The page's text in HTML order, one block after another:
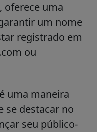
oferece uma
um nome
registrado em
ou
uma maneira
se destacar no
seu público-